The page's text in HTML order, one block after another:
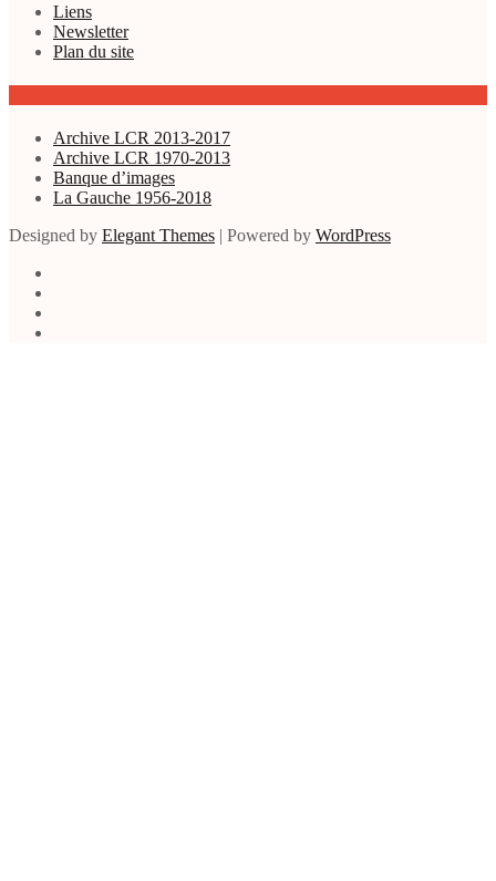
Liens
Newsletter
Plan du site
Archive LCR 2013-2017
Archive LCR 1970-2013
Banque d’images
La Gauche 1956-2018
Designed by Elegant Themes | Powered by WordPress